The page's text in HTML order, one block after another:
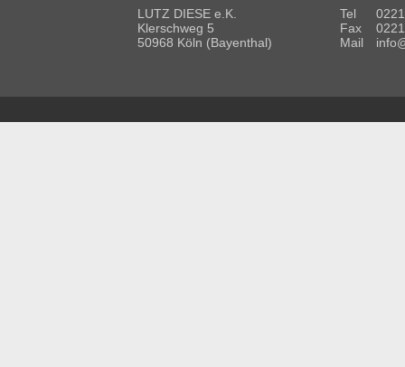
LUTZ DIESE e.K.
Klerschweg 5
50968 Köln (Bayenthal)
Tel
Fax
Mail